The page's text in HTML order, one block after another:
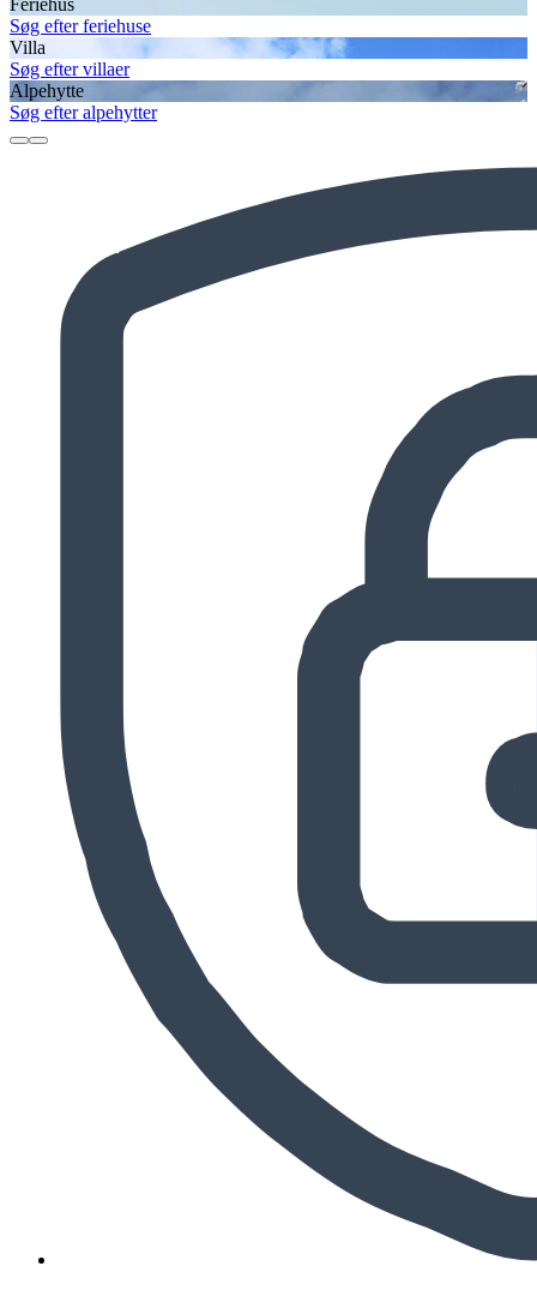
Feriehus
Søg efter feriehuse
Villa
Søg efter villaer
Alpehytte
Søg efter alpehytter